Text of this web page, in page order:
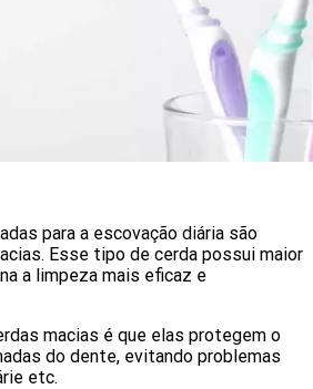
para a escovação diária são
Esse tipo de cerda possui maior
a limpeza mais eficaz e
macias é que elas protegem o
do dente, evitando problemas
etc.